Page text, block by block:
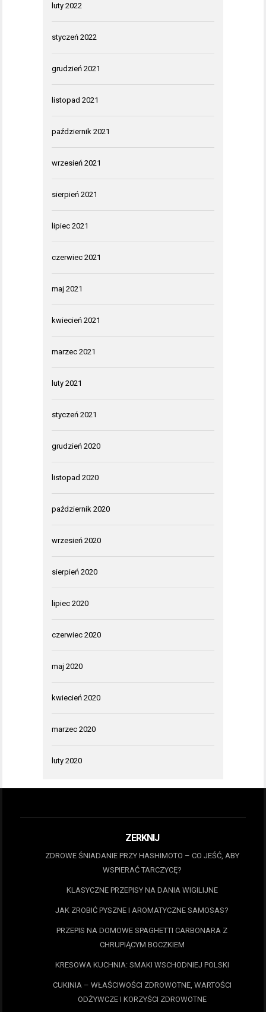
luty 2022
styczeń 2022
grudzień 2021
listopad 2021
październik 2021
wrzesień 2021
sierpień 2021
lipiec 2021
czerwiec 2021
maj 2021
kwiecień 2021
marzec 2021
luty 2021
styczeń 2021
grudzień 2020
listopad 2020
październik 2020
wrzesień 2020
sierpień 2020
lipiec 2020
czerwiec 2020
maj 2020
kwiecień 2020
marzec 2020
luty 2020
ZERKNIJ
ZDROWE ŚNIADANIE PRZY HASHIMOTO – CO JEŚĆ, ABY
WSPIERAĆ TARCZYCĘ?
KLASYCZNE PRZEPISY NA DANIA WIGILIJNE
JAK ZROBIĆ PYSZNE I AROMATYCZNE SAMOSAS?
PRZEPIS NA DOMOWE SPAGHETTI CARBONARA Z
CHRUPIĄCYM BOCZKIEM
KRESOWA KUCHNIA: SMAKI WSCHODNIEJ POLSKI
CUKINIA – WŁAŚCIWOŚCI ZDROWOTNE, WARTOŚCI
ODŻYWCZE I KORZYŚCI ZDROWOTNE